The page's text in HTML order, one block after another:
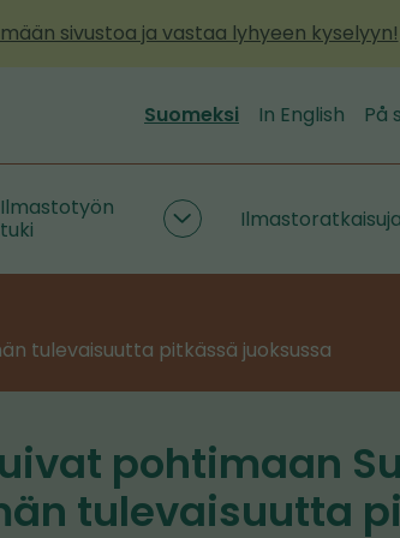
sivustoa ja vastaa lyhyeen kyselyyn!
Suomeksi In English På
Ilmastotyön
tuki
Ilmastotyön
alasivut
Ilmastoratkaisuja
tulevaisuutta pitkässä juoksussa
pohtimaan
tulevaisuutta